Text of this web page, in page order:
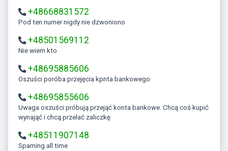
+48668831572
Pod ten numer nigdy nie dzwoniono
+48501569112
Nie wiem kto
+48695885606
Oszuści poróba przejęcia kpnta bankowego
+48695855606
Uwaga oszuści próbują przejąć konta bankowe. Chcą coś kupić
wynająć i chcą przelać zaliczkę
+48511907148
Spaming all time